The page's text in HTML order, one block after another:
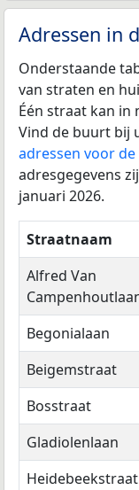
Adressen in
Onderstaande
van straten en
Één straat kan
Vind de buurt bij
adressen voor
adresgegevens
januari 2026.
Straatnaam
Alfred Van
Begonialaan
Beigemstraat
Bosstraat
Gladiolenlaan
Heidebeekstraat